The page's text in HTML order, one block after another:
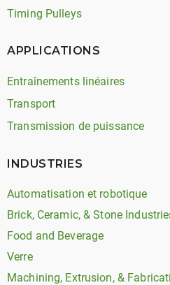
Timing Pulleys
APPLICATIONS
Entraînements linéaires
Transport
Transmission de puissance
INDUSTRIES
Automatisation et robotique
Brick, Ceramic, & Stone
Food and Beverage
Verre
Machining, Extrusion, &